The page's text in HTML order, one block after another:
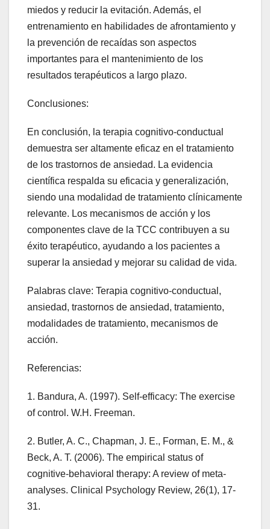
miedos y reducir la evitación. Además, el
entrenamiento en habilidades de afrontamiento y
la prevención de recaídas son aspectos
importantes para el mantenimiento de los
resultados terapéuticos a largo plazo.
Conclusiones:
En conclusión, la terapia cognitivo-conductual
demuestra ser altamente eficaz en el tratamiento
de los trastornos de ansiedad. La evidencia
científica respalda su eficacia y generalización,
siendo una modalidad de tratamiento clínicamente
relevante. Los mecanismos de acción y los
componentes clave de la TCC contribuyen a su
éxito terapéutico, ayudando a los pacientes a
superar la ansiedad y mejorar su calidad de vida.
Palabras clave: Terapia cognitivo-conductual,
ansiedad, trastornos de ansiedad, tratamiento,
modalidades de tratamiento, mecanismos de
acción.
Referencias:
1. Bandura, A. (1997). Self-efficacy: The exercise
of control. W.H. Freeman.
2. Butler, A. C., Chapman, J. E., Forman, E. M., &
Beck, A. T. (2006). The empirical status of
cognitive-behavioral therapy: A review of meta-
analyses. Clinical Psychology Review, 26(1), 17-
31.